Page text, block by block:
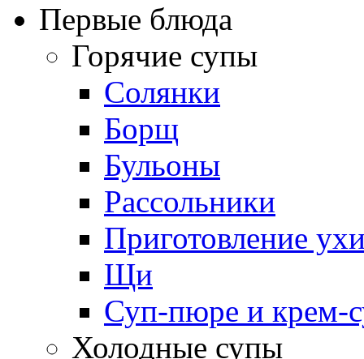
Первые блюда
Горячие супы
Солянки
Борщ
Бульоны
Рассольники
Приготовление
Щи
Суп-пюре и крем-
Холодные супы